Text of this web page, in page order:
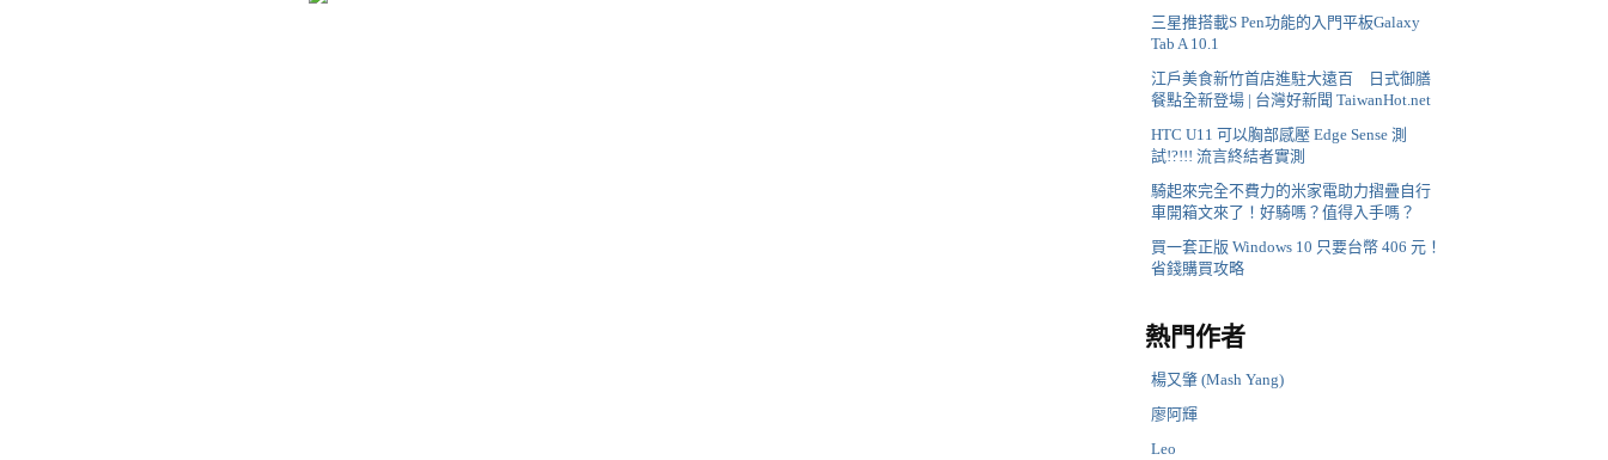
三星推搭載S Pen功能的入門平板Galaxy
Tab A 10.1
江戶美食新竹首店進駐大遠百 日式御膳
餐點全新登場 | 台灣好新聞 TaiwanHot.net
HTC U11 可以胸部感壓 Edge Sense 測
試!?!!! 流言終結者實測
騎起來完全不費力的米家電助力摺疊自行
車開箱文來了！好騎嗎？值得入手嗎？
買一套正版 Windows 10 只要台幣 406 元！
省錢購買攻略
熱門作者
楊又肇 (Mash Yang)
廖阿輝
Leo